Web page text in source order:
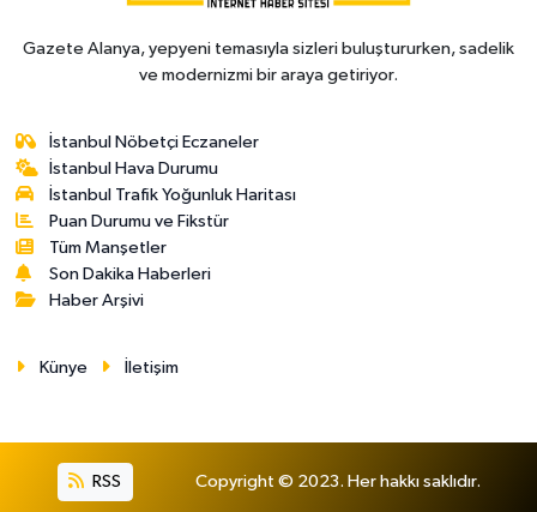
Gazete Alanya, yepyeni temasıyla sizleri buluştururken, sadelik
ve modernizmi bir araya getiriyor.
İstanbul Nöbetçi Eczaneler
İstanbul Hava Durumu
İstanbul Trafik Yoğunluk Haritası
Puan Durumu ve Fikstür
Tüm Manşetler
Son Dakika Haberleri
Haber Arşivi
Künye İletişim
RSS Copyright © 2023. Her hakkı saklıdır.